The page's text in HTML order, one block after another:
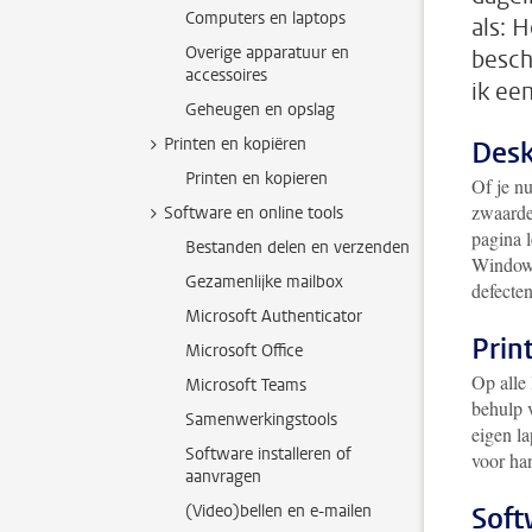
Computers en laptops
Overige apparatuur en
accessoires
Geheugen en opslag
Printen en kopiëren
Printen en kopieren
Software en online tools
Bestanden delen en verzenden
Gezamenlijke mailbox
Microsoft Authenticator
Microsoft Office
Microsoft Teams
Samenwerkingstools
Software installeren of
aanvragen
(Video)bellen en e-mailen
als:
ik
Of je
pagina
Op alle
behulp
eigen
voor